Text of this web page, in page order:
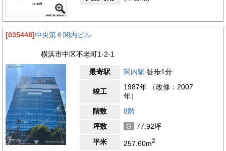
[035448]中央第６関内ビル
横浜市中区不老町1-2-1
最寄駅 関内駅 徒歩1分
竣工
1987年 （改修：2007
年）
階数
8階
坪数
G
77.92坪
平米
257.60m2